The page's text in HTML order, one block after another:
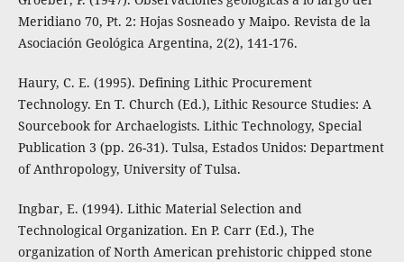
Meridiano 70, Pt. 2: Hojas Sosneado y Maipo. Revista de la
Asociación Geológica Argentina, 2(2), 141-176.
Haury, C. E. (1995). Defining Lithic Procurement
Technology. En T. Church (Ed.), Lithic Resource Studies: A
Sourcebook for Archaelogists. Lithic Technology, Special
Publication 3 (pp. 26-31). Tulsa, Estados Unidos: Department
of Anthropology, University of Tulsa.
Ingbar, E. (1994). Lithic Material Selection and
Technological Organization. En P. Carr (Ed.), The
organization of North American prehistoric chipped stone